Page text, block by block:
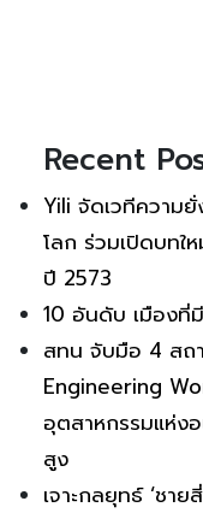
Recent
Yili จัดเวทีความ
โลก ร่วมเปิดบท
ปี 2573
10 อันดับ เมือง
สทน จับมือ 4 สถ
Engineering
อุตสาหกรรมแห่ง
สูง
เจาะกลยุทธ์ ‘ชา